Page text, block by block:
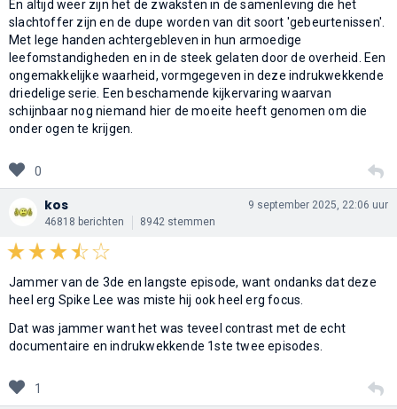
En altijd weer zijn het de zwaksten in de samenleving die het
slachtoffer zijn en de dupe worden van dit soort 'gebeurtenissen'.
Met lege handen achtergebleven in hun armoedige
leefomstandigheden en in de steek gelaten door de overheid. Een
ongemakkelijke waarheid, vormgegeven in deze indrukwekkende
driedelige serie. Een beschamende kijkervaring waarvan
schijnbaar nog niemand hier de moeite heeft genomen om die
onder ogen te krijgen.
0
kos
46818 berichten 8942 stemmen
9 september 2025, 22:06 uur
Jammer van de 3de en langste episode, want ondanks dat deze
heel erg Spike Lee was miste hij ook heel erg focus.
Dat was jammer want het was teveel contrast met de echt
documentaire en indrukwekkende 1ste twee episodes.
1